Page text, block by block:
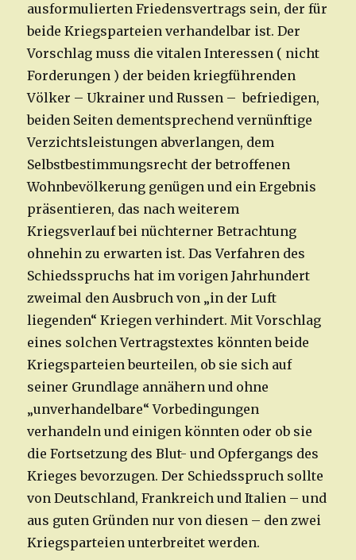
ausformulierten Friedensvertrags sein, der für
beide Kriegsparteien verhandelbar ist. Der
Vorschlag muss die vitalen Interessen ( nicht
Forderungen ) der beiden kriegführenden
Völker – Ukrainer und Russen – befriedigen,
beiden Seiten dementsprechend vernünftige
Verzichtsleistungen abverlangen, dem
Selbstbestimmungsrecht der betroffenen
Wohnbevölkerung genügen und ein Ergebnis
präsentieren, das nach weiterem
Kriegsverlauf bei nüchterner Betrachtung
ohnehin zu erwarten ist. Das Verfahren des
Schiedsspruchs hat im vorigen Jahrhundert
zweimal den Ausbruch von „in der Luft
liegenden“ Kriegen verhindert. Mit Vorschlag
eines solchen Vertragstextes könnten beide
Kriegsparteien beurteilen, ob sie sich auf
seiner Grundlage annähern und ohne
„unverhandelbare“ Vorbedingungen
verhandeln und einigen könnten oder ob sie
die Fortsetzung des Blut- und Opfergangs des
Krieges bevorzugen. Der Schiedsspruch sollte
von Deutschland, Frankreich und Italien – und
aus guten Gründen nur von diesen – den zwei
Kriegsparteien unterbreitet werden.